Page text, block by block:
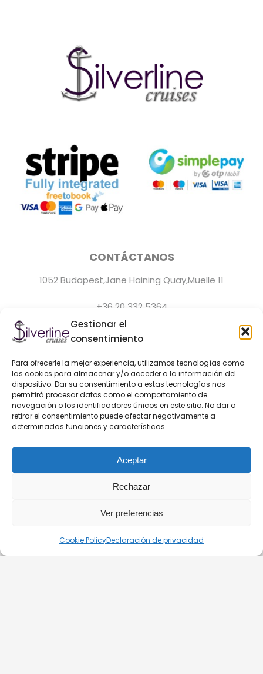
Gestionar el
consentimiento
Para ofrecerle la mejor experiencia, utilizamos tecnologías como
las cookies para almacenar y/o acceder a la información del
dispositivo. Dar su consentimiento a estas tecnologías nos
permitirá procesar datos como el comportamiento de
navegación o los identificadores únicos en este sitio. No dar o
retirar el consentimiento puede afectar negativamente a
determinadas funciones y características.
Aceptar
Rechazar
Ver preferencias
Cookie PolicyDeclaración de privacidad
CONTÁCTANOS
1052 Budapest,Jane Haining Quay,Muelle 11
+36 20 332 5364
El servicio de atención al cliente está disponible todos
hello@silver-line.hu
Alquiler de barco privado
GENERAL CONTRACT TERMS EFFECTIVE FROM 11.03.2025
BLOG
CONTACTO